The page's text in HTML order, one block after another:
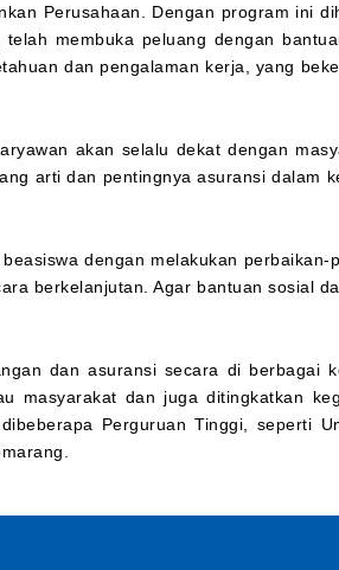
Perusahaan. Dengan program ini
membuka peluang dengan
dan pengalaman kerja, yang
akan selalu dekat dengan
arti dan pentingnya asuransi dalam
dengan melakukan perbaikan-
berkelanjutan. Agar bantuan sosial
dan asuransi secara di berbagai
masyarakat dan juga ditingkatkan
Perguruan Tinggi, seperti